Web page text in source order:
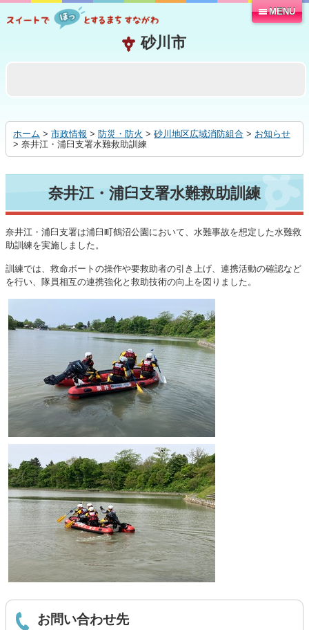
る
MENU
ホーム > 市政情報 > 防災・防火 > 砂川地区広域消防組合 > お知らせ
> 奈井江・浦臼支署水難救助訓練
奈井江・浦臼支署水難救助訓練
奈井江・浦臼支署は浦臼町鶴沼公園において、水難事故を想定した水難救
助訓練を実施しました。
訓練では、救命ボートの操作や要救助者の引き上げ、連携活動の確認など
を行い、隊員相互の連携強化と救助技術の向上を図りました。
お問い合わせ先